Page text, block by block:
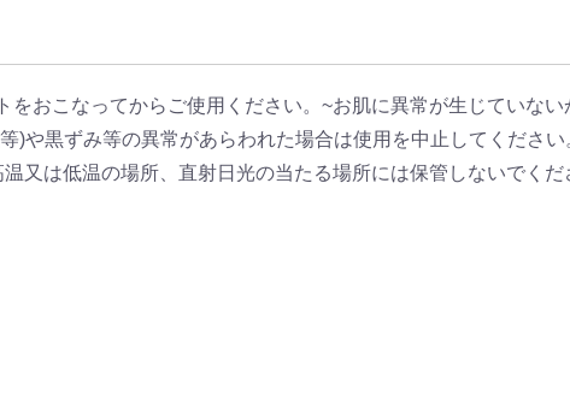
おこなってからご使用ください。~お肌に異常が生じていな
)や黒ずみ等の異常があらわれた場合は使用を中止してくださ
又は低温の場所、直射日光の当たる場所には保管しないでくだ